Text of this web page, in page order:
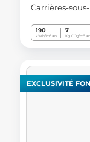
Carrières-
190
kWh/m².an
7
Kg CO2/m².an
EXCLUSIVITÉ